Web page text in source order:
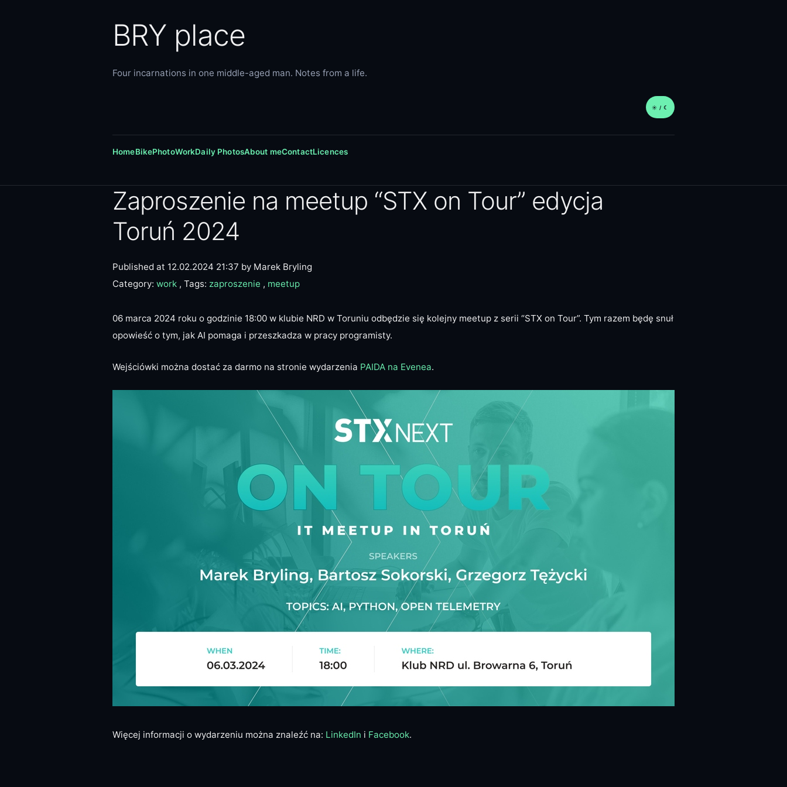
BRY place
Four incarnations in one middle-aged man. Notes from a life.
☀︎ / ☾
HomeBikePhotoWorkDaily PhotosAbout meContactLicences
Zaproszenie na meetup “STX on Tour” edycja
Toruń 2024
Published at 12.02.2024 21:37 by Marek Bryling
Category: work , Tags: zaproszenie , meetup
06 marca 2024 roku o godzinie 18:00 w klubie NRD w Toruniu odbędzie się kolejny meetup z serii “STX on Tour”. Tym razem będę snuł
opowieść o tym, jak AI pomaga i przeszkadza w pracy programisty.
Wejściówki można dostać za darmo na stronie wydarzenia PAIDA na Evenea.
Więcej informacji o wydarzeniu można znaleźć na: LinkedIn i Facebook.